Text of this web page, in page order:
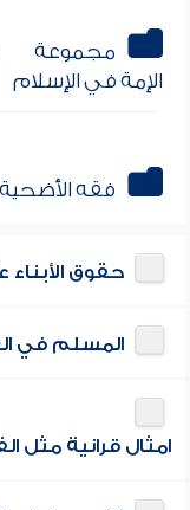
مجموعة
الإمة في الإسلام
فقه الأضحية
حقوق
المسلم في
امثال قرانية مثل